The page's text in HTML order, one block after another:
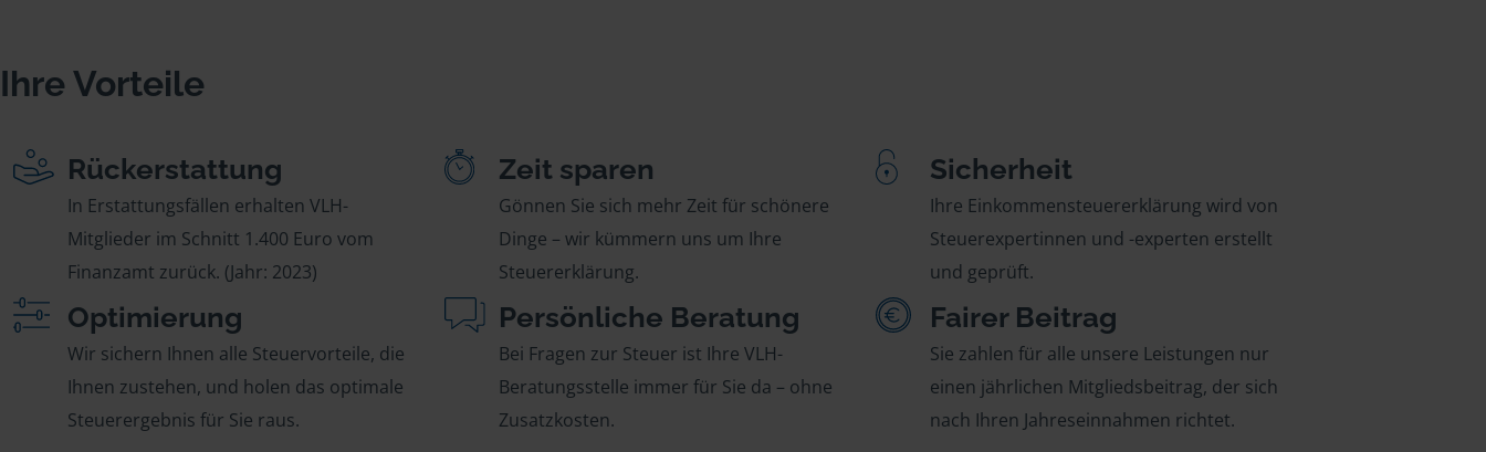
Ihre Vorteile
Rückerstattung
In Erstattungsfällen erhalten VLH-
Mitglieder im Schnitt 1.400 Euro vom
Finanzamt zurück. (Jahr: 2023)
Zeit sparen
Gönnen Sie sich mehr Zeit für schönere
Dinge – wir kümmern uns um Ihre
Steuererklärung.
Sicherheit
Ihre Einkommensteuererklärung wird von
Steuerexpertinnen und -experten erstellt
und geprüft.
Optimierung
Wir sichern Ihnen alle Steuervorteile, die
Ihnen zustehen, und holen das optimale
Steuerergebnis für Sie raus.
Persönliche Beratung
Bei Fragen zur Steuer ist Ihre VLH-
Beratungsstelle immer für Sie da – ohne
Zusatzkosten.
Fairer Beitrag
Sie zahlen für alle unsere Leistungen nur
einen jährlichen Mitgliedsbeitrag, der sich
nach Ihren Jahreseinnahmen richtet.